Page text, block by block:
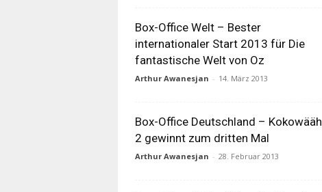
Box-Office Welt – Bester
internationaler Start 2013 für Die
fantastische Welt von Oz
Arthur Awanesjan - 14. März 2013
Box-Office Deutschland – Kokowääh
2 gewinnt zum dritten Mal
Arthur Awanesjan - 28. Februar 2013